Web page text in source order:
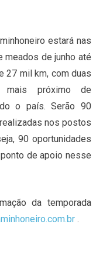
estará nas
de junho até
27 mil km, com duas
mais próximo de
o país. Serão 90
nos postos
90 oportunidades
de apoio nesse
da temporada
.